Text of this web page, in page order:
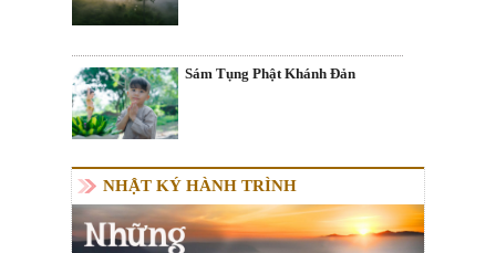
Sám Tụng Phật Khánh Đản
NHẬT KÝ HÀNH TRÌNH